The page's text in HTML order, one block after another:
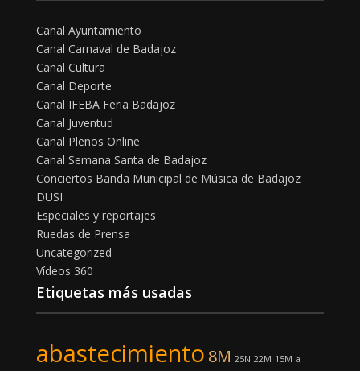
Canal Ayuntamiento
Canal Carnaval de Badajoz
Canal Cultura
Canal Deporte
Canal IFEBA Feria Badajoz
Canal Juventud
Canal Plenos Online
Canal Semana Santa de Badajoz
Conciertos Banda Municipal de Música de Badajoz
DUSI
Especiales y reportajes
Ruedas de Prensa
Uncategorized
Vídeos 360
Etiquetas más usadas
abastecimiento 8M 25N 22M 15M a